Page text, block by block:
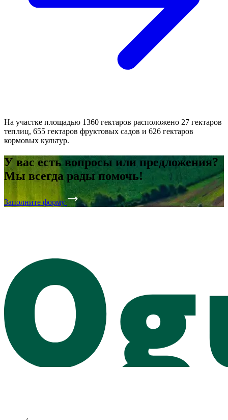
На участке площадью 1360 гектаров расположено 27 гектаров
теплиц, 655 гектаров фруктовых садов и 626 гектаров
кормовых культур.
У вас есть вопросы или предложения?
Мы всегда рады помочь!
Заполните форму